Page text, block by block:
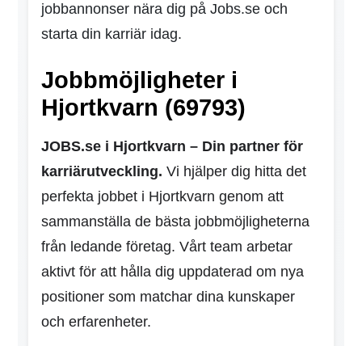
jobbannonser nära dig på Jobs.se och
starta din karriär idag.
Jobbmöjligheter i
Hjortkvarn (69793)
JOBS.se i Hjortkvarn – Din partner för
karriärutveckling. Vi hjälper dig hitta det
perfekta jobbet i Hjortkvarn genom att
sammanställa de bästa jobbmöjligheterna
från ledande företag. Vårt team arbetar
aktivt för att hålla dig uppdaterad om nya
positioner som matchar dina kunskaper
och erfarenheter.